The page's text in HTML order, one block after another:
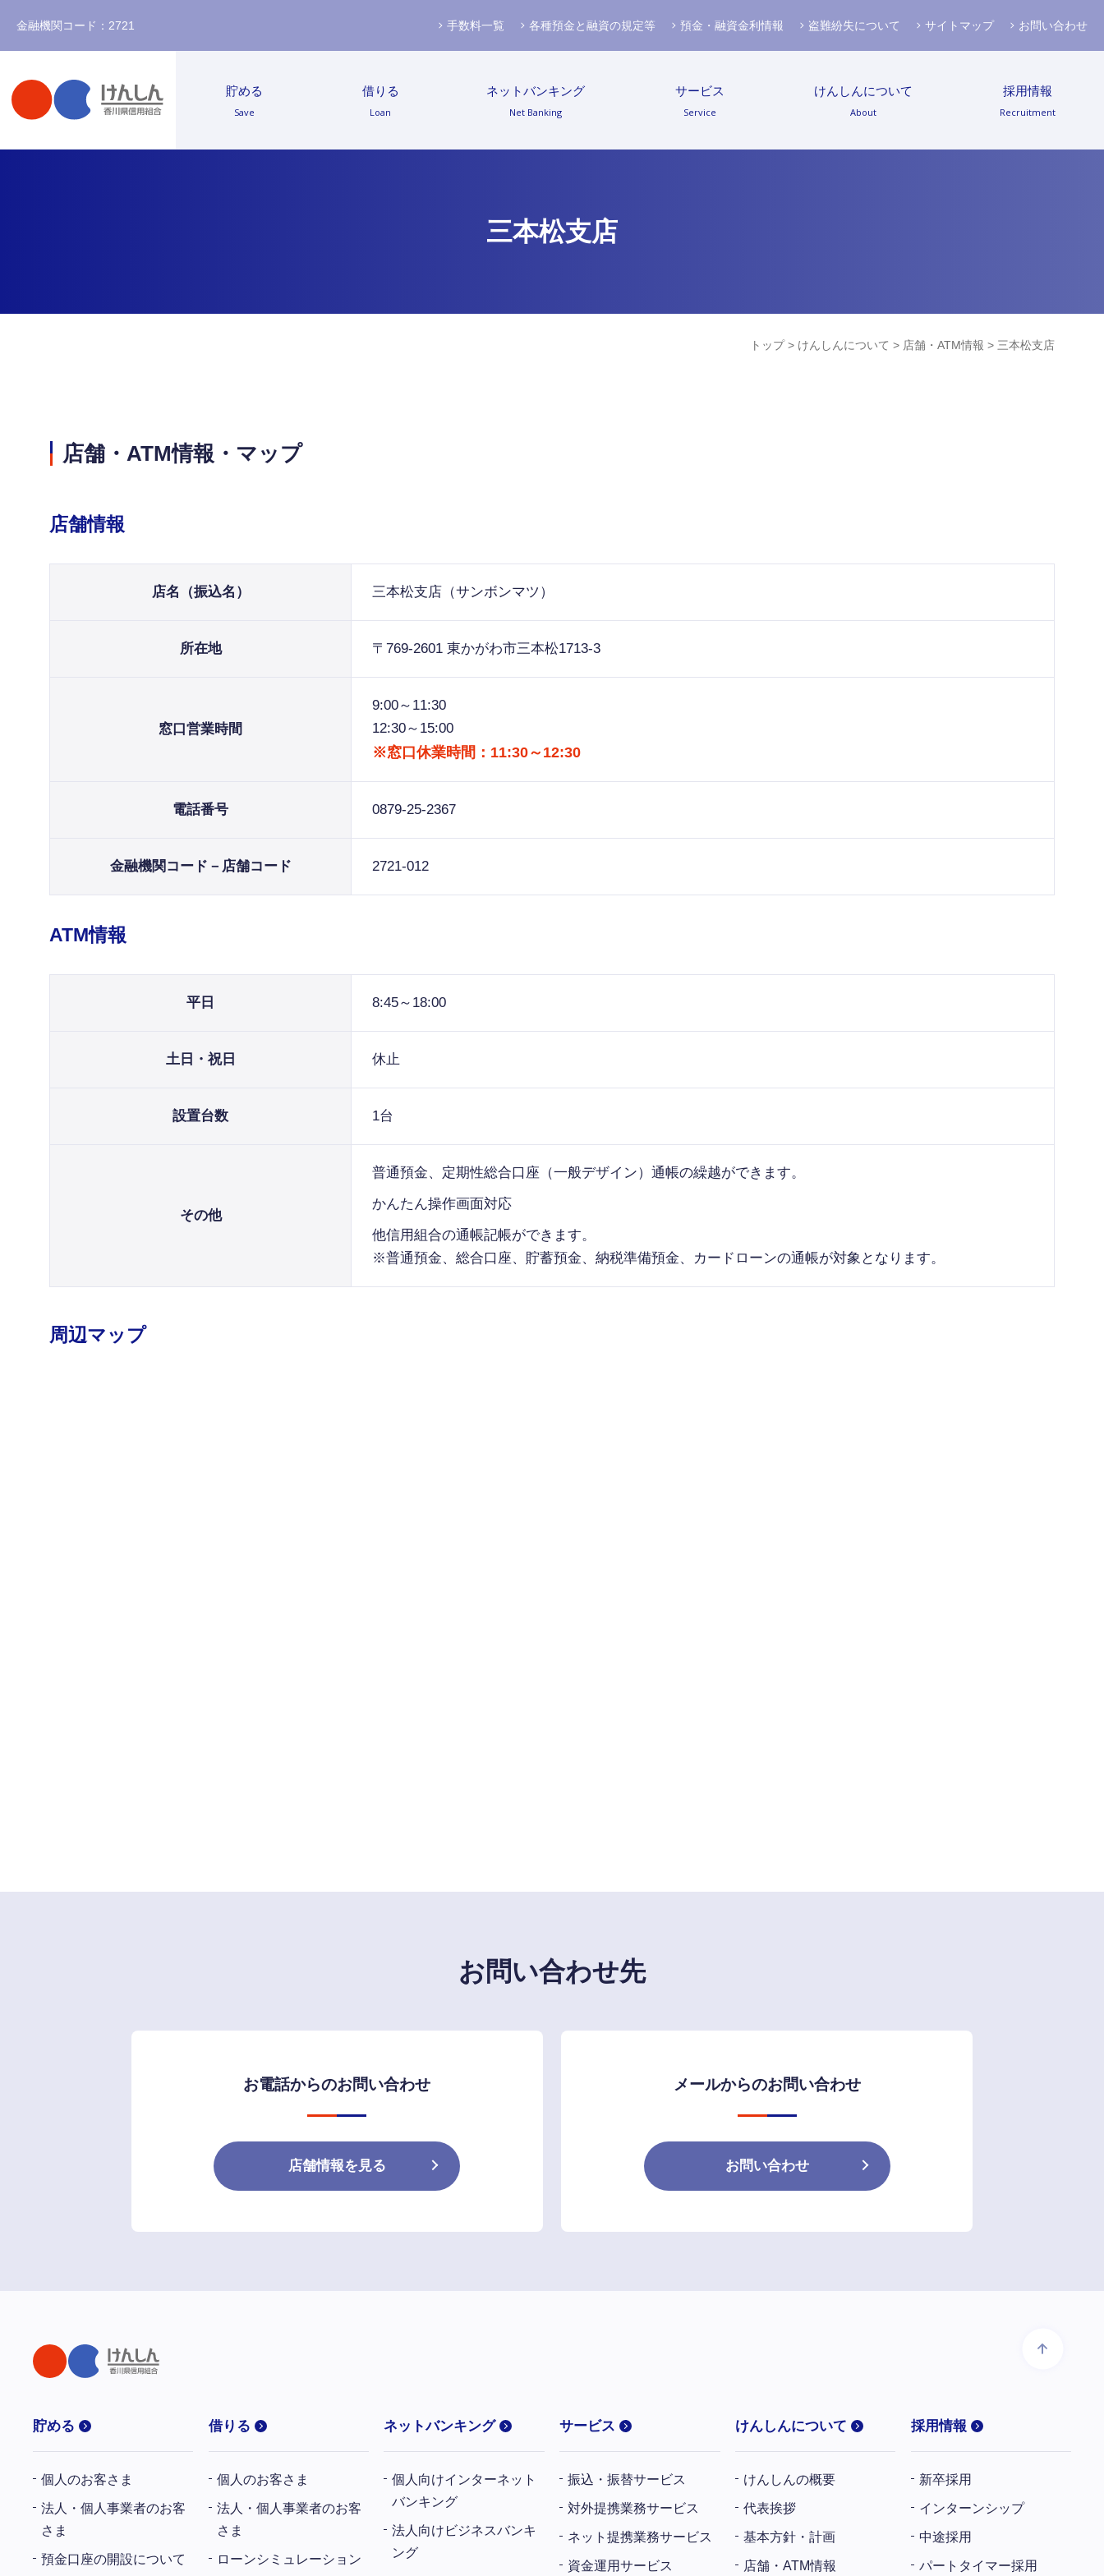
金融機関コード：2721
貯める
Save
借りる
Loan
ネットバンキング
Net Banking
サービス
Service
けんしんについて
About
採用情報
Recruitment
手数料一覧 各種預金と融資の規定等 預金・融資金利情報 盗難紛失について サイトマップ お問い合わせ
三本松支店
トップ> けんしんについて > 店舗・ATM情報 > 三本松支店
店舗・ATM情報・マップ
店舗情報
店名（振込名） 三本松支店（サンボンマツ）
所在地 〒769-2601 東かがわ市三本松1713-3
窓口営業時間
9:00～11:30
12:30～15:00
※窓口休業時間：11:30～12:30
電話番号 0879-25-2367
金融機関コード－店舗コード 2721-012
ATM情報
平日 8:45～18:00
土日・祝日 休止
設置台数 1台
その他
普通預金、定期性総合口座（一般デザイン）通帳の繰越ができます。
かんたん操作画面対応
他信用組合の通帳記帳ができます。
※普通預金、総合口座、貯蓄預金、納税準備預金、カードローンの通帳が対象となります。
周辺マップ
お問い合わせ先
お電話からのお問い合わせ
店舗情報を見る
メールからのお問い合わせ
お問い合わせ
貯める
個人のお客さま
法人・個人事業者のお客
さま
預金口座の開設について
借りる
個人のお客さま
法人・個人事業者のお客
さま
ローンシミュレーション
ネットバンキング
個人向けインターネット
バンキング
法人向けビジネスバンキ
ング
サービス
振込・振替サービス
対外提携業務サービス
ネット提携業務サービス
資金運用サービス
けんしんについて
けんしんの概要
代表挨拶
基本方針・計画
店舗・ATM情報
採用情報
新卒採用
インターンシップ
中途採用
パートタイマー採用